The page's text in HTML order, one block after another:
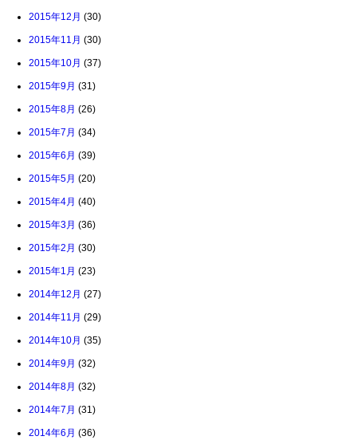
2015年12月 (30)
2015年11月 (30)
2015年10月 (37)
2015年9月 (31)
2015年8月 (26)
2015年7月 (34)
2015年6月 (39)
2015年5月 (20)
2015年4月 (40)
2015年3月 (36)
2015年2月 (30)
2015年1月 (23)
2014年12月 (27)
2014年11月 (29)
2014年10月 (35)
2014年9月 (32)
2014年8月 (32)
2014年7月 (31)
2014年6月 (36)